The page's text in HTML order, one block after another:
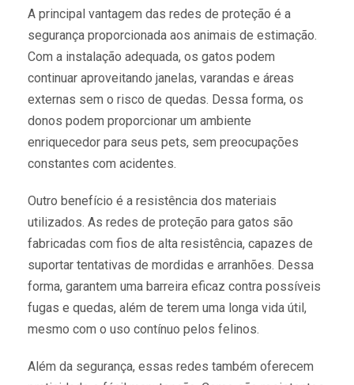
A principal vantagem das redes de proteção é a
segurança proporcionada aos animais de estimação.
Com a instalação adequada, os gatos podem
continuar aproveitando janelas, varandas e áreas
externas sem o risco de quedas. Dessa forma, os
donos podem proporcionar um ambiente
enriquecedor para seus pets, sem preocupações
constantes com acidentes.
Outro benefício é a resistência dos materiais
utilizados. As redes de proteção para gatos são
fabricadas com fios de alta resistência, capazes de
suportar tentativas de mordidas e arranhões. Dessa
forma, garantem uma barreira eficaz contra possíveis
fugas e quedas, além de terem uma longa vida útil,
mesmo com o uso contínuo pelos felinos.
Além da segurança, essas redes também oferecem